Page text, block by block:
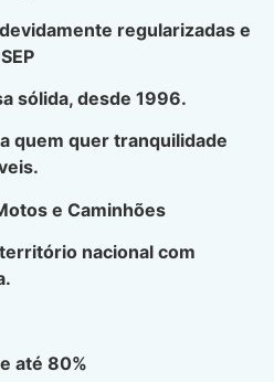
regularizadas e
sólida, desde 1996.
quem quer tranquilidade
e Caminhões
nacional com
até 80%